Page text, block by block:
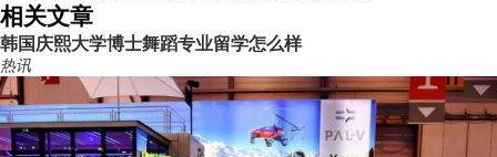
相关文章
韩国庆熙大学博士舞蹈专业留学怎么样
热讯